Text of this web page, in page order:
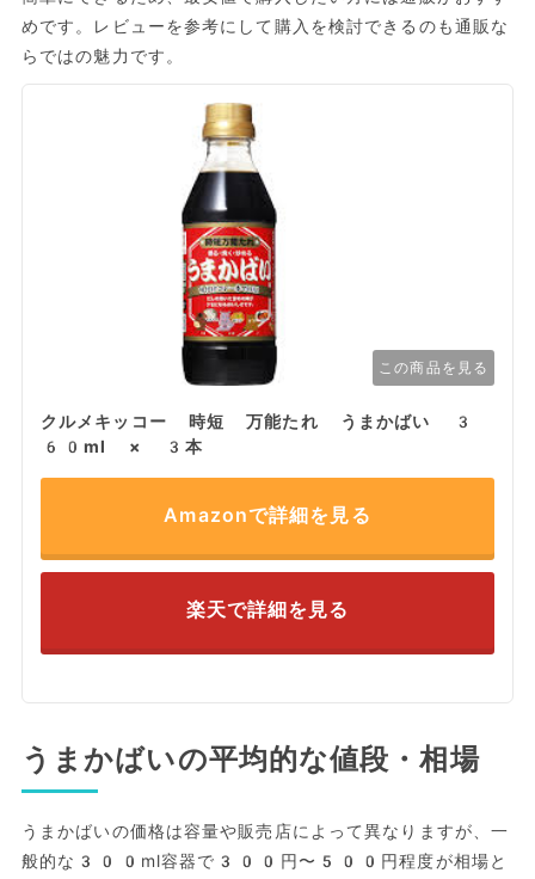
めです。レビューを参考にして購入を検討できるのも通販な
らではの魅力です。
この商品を見る
クルメキッコー 時短 万能たれ うまかばい 3
60ml × 3本
Amazonで詳細を見る
楽天で詳細を見る
うまかばいの平均的な値段・相場
うまかばいの価格は容量や販売店によって異なりますが、一
般的な300ml容器で300円〜500円程度が相場と